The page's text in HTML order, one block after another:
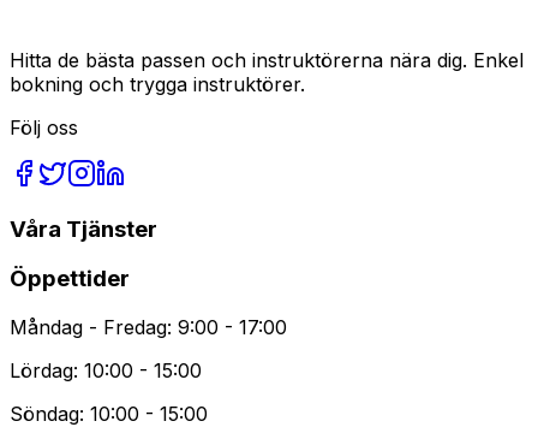
Hitta de bästa passen och instruktörerna nära dig. Enkel
bokning och trygga instruktörer.
Följ oss
Våra Tjänster
Öppettider
Måndag - Fredag: 9:00 - 17:00
Lördag: 10:00 - 15:00
Söndag: 10:00 - 15:00